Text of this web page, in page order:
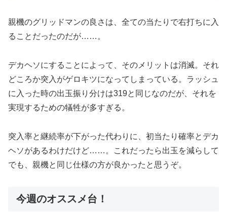
親機のグリッドマンの良さは、全ての当たりで右打ちに入
ることだったのだが……。
デカヘソにすることによって、そのメリットは消滅。それ
どころか突入がゲロキツになってしまっている。ラッシュ
に入った時の出玉振り分けは319と同じなのだが、それを
実現するための犠牲が多すぎる。
突入率と継続率が下がった代わりに、初当たり確率とデカ
ヘソがあるわけだけど……。これだったら出玉を減らして
でも、親機と同じ仕様の方が良かったと思うぞ。
今週のオススメ台！